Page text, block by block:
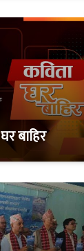
घर बाहिर